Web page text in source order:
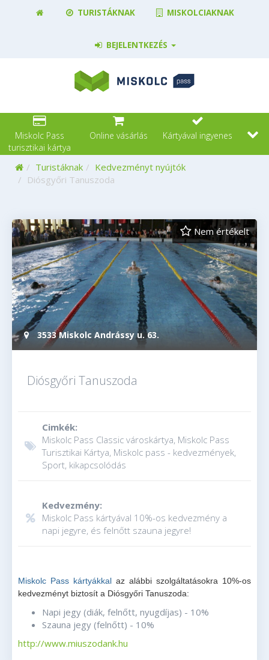
TURISTÁKNAK MISKOLCIAKNAK
BEJELENTKEZÉS
Miskolc Pass
turisztikai kártya
Online vásárlás Kártyával ingyenes
Kezdőoldal
Turistáknak
Kedvezményt nyújtók
Diósgyőri Tanuszoda
3533 Miskolc Andrássy u. 63.
Nem értékelt
Diósgyőri Tanuszoda
Cimkék:
Miskolc Pass Classic városkártya, Miskolc Pass
Turisztikai Kártya, Miskolc pass - kedvezmények,
Sport, kikapcsolódás
Kedvezmény:
Miskolc Pass kártyával 10%-os kedvezmény a
napi jegyre, és felnőtt szauna jegyre!
Miskolc Pass kártyákkal az alábbi szolgáltatásokra 10%-os
kedvezményt biztosít a Diósgyőri Tanuszoda:
Napi jegy (diák, felnőtt, nyugdíjas) - 10%
Szauna jegy (felnőtt) - 10%
http://www.miuszodank.hu